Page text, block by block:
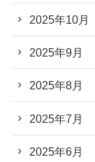
2025年10月
2025年9月
2025年8月
2025年7月
2025年6月